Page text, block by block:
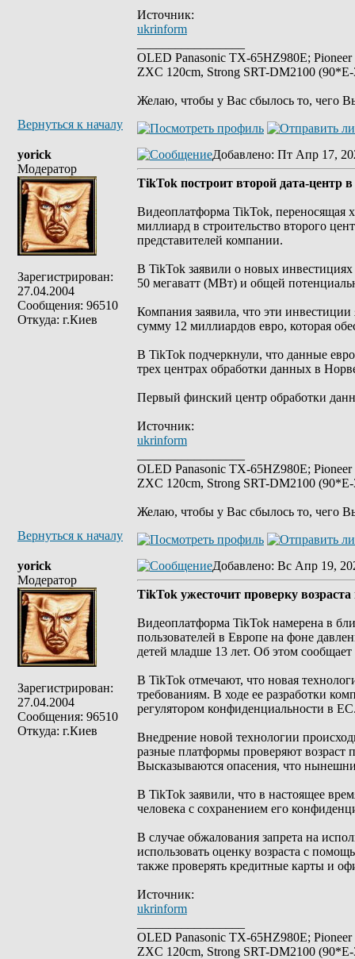
Источник:
ukrinform
OLED Panasonic TX-65HZ980E;
ZXC 120cm, Strong SRT-DM2100
Желаю, чтобы у Вас сбылось то, чего
Вернуться к началу
yorick
Модератор
Зарегистрирован:
27.04.2004
Сообщения: 96510
Откуда: г.Киев
Добавлено: Пт Апр 17,
TikTok построит второй дата-центр
Видеоплатформа TikTok, переносящая
миллиард в строительство второго
представителей компании.
В TikTok заявили о новых
50 мегаватт (МВт) и общей
Компания заявила, что эти
сумму 12 миллиардов евро, которая
В TikTok подчеркнули, что данные
трех центрах обработки данных в
Первый финский центр обработки
Источник:
ukrinform
OLED Panasonic TX-65HZ980E;
ZXC 120cm, Strong SRT-DM2100
Желаю, чтобы у Вас сбылось то, чего
Вернуться к началу
yorick
Модератор
Зарегистрирован:
27.04.2004
Сообщения: 96510
Откуда: г.Киев
Добавлено: Вс Апр 19,
ТikTok ужесточит проверку возраста
Видеоплатформа TikTok намерена в
пользователей в Европе на фоне
детей младше 13 лет. Об этом сообщает
В TikTok отмечают, что новая
требованиям. В ходе ее разработки
регулятором конфиденциальности в
Внедрение новой технологии
разные платформы проверяют возраст
Высказываются опасения, что
В TikTok заявили, что в настоящее
человека с сохранением его
В случае обжалования запрета на
использовать оценку возраста с
также проверять кредитные карты и
Источник:
ukrinform
OLED Panasonic TX-65HZ980E;
ZXC 120cm, Strong SRT-DM2100